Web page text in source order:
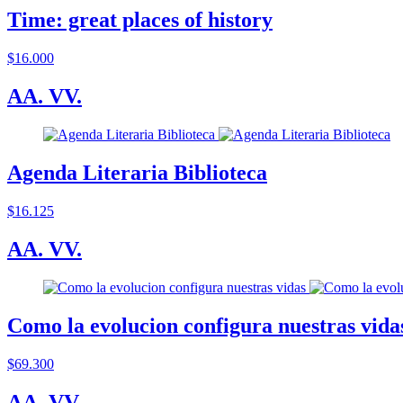
Time: great places of history
$16.000
AA. VV.
Agenda Literaria Biblioteca
$16.125
AA. VV.
Como la evolucion configura nuestras
$69.300